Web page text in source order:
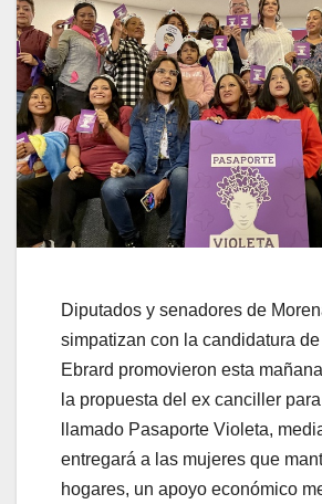
Diputados y senadores de
simpatizan con la candidatura
Ebrard promovieron esta
la propuesta del ex canciller para
llamado Pasaporte Violeta,
entregará a las mujeres que
hogares, un apoyo económico